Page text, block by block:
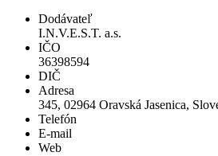
Dodávateľ
I.N.V.E.S.T. a.s.
IČO
36398594
DIČ
Adresa
345, 02964 Oravská Jasenica,
Telefón
E-mail
Web